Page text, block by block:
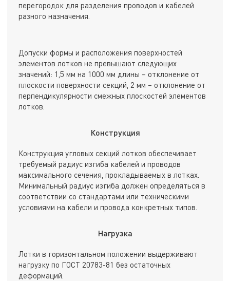
перегородок для разделения проводов и кабелей
разного назначения.
Допуски формы и расположения поверхностей
элементов лотков не превышают следующих
значений: 1,5 мм на 1000 мм длины – отклонение от
плоскости поверхности секций, 2 мм – отклонение от
перпендикулярности смежных плоскостей элементов
лотков.
Конструкция
Конструкция угловых секций лотков обеспечивает
требуемый радиус изгиба кабелей и проводов
максимального сечения, прокладываемых в лотках.
Минимальный радиус изгиба должен определяться в
соответствии со стандартами или техническими
условиями на кабели и провода конкретных типов.
Нагрузка
Лотки в горизонтальном положении выдерживают
нагрузку по ГОСТ 20783-81 без остаточных
деформаций.